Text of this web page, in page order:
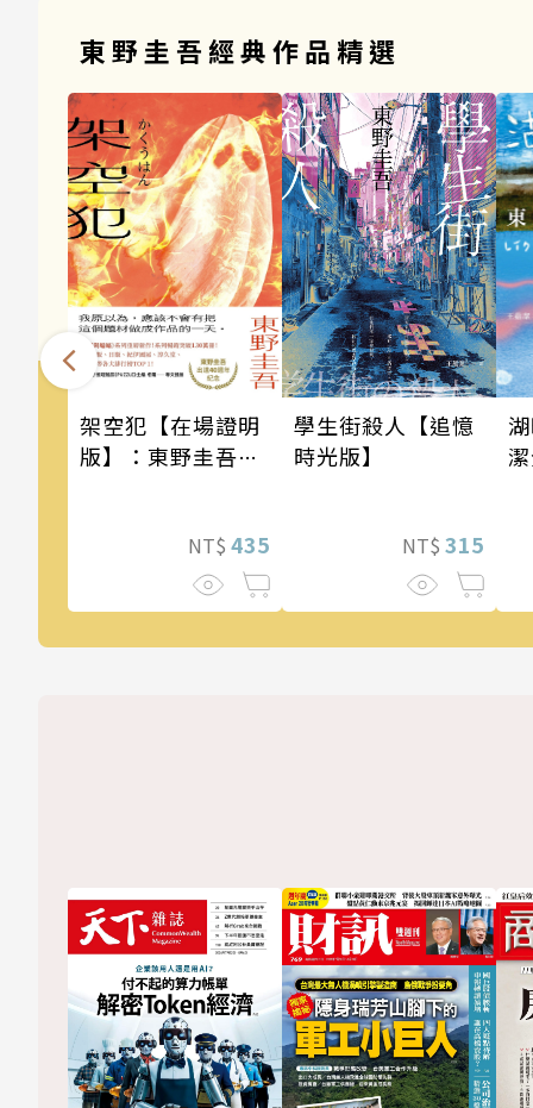
東野圭吾經典作品精選
架空犯【在場證明
版】：東野圭吾出
列重磅新作！
NT$ 435
學生街殺人【追憶
時光版】
NT$ 315